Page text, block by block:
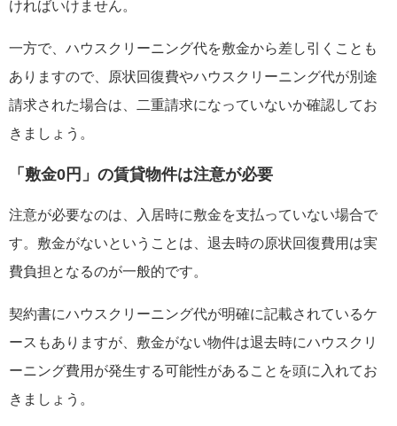
ければいけません。
一方で、ハウスクリーニング代を敷金から差し引くことも
ありますので、原状回復費やハウスクリーニング代が別途
請求された場合は、二重請求になっていないか確認してお
きましょう。
「敷金0円」の賃貸物件は注意が必要
注意が必要なのは、入居時に敷金を支払っていない場合で
す。敷金がないということは、退去時の原状回復費用は実
費負担となるのが一般的です。
契約書にハウスクリーニング代が明確に記載されているケ
ースもありますが、敷金がない物件は退去時にハウスクリ
ーニング費用が発生する可能性があることを頭に入れてお
きましょう。